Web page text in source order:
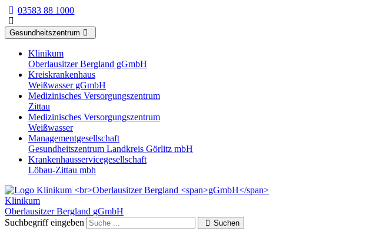
03583 88 1000
Gesundheitszentrum
Klinikum
Oberlausitzer Bergland gGmbH
Kreiskrankenhaus
Weißwasser gGmbH
Medizinisches Versorgungszentrum
Zittau
Medizinisches Versorgungszentrum
Weißwasser
Managementgesellschaft
Gesundheitszentrum Landkreis Görlitz mbH
Krankenhausservicegesellschaft
Löbau-Zittau mbh
Klinikum
Oberlausitzer Bergland gGmbH
Suchbegriff eingeben
Suchen